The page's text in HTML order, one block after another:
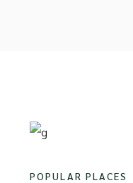
POPULAR PLACES